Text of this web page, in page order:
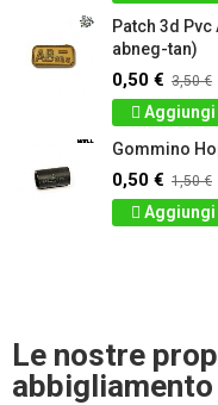
Patch 3d
abneg-tan)
0,50 € 3,50 €
Aggiungi
Gommino
0,50 € 1,50 €
Aggiungi
Le nostre
abbigliamento